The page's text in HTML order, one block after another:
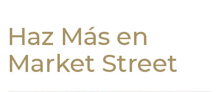
Haz Más en
Market Street